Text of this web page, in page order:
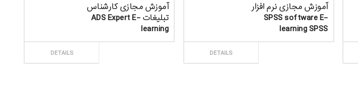
آموزش مجازی کارشناس
تبلیغات ADS Expert E-
learning
DETAILS
آموزش مجازی نرم افزار
SPSS software E-
learning SPSS
DETAILS